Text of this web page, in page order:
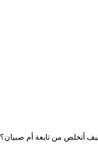
أتخلص من تابعة أم صبيان؟